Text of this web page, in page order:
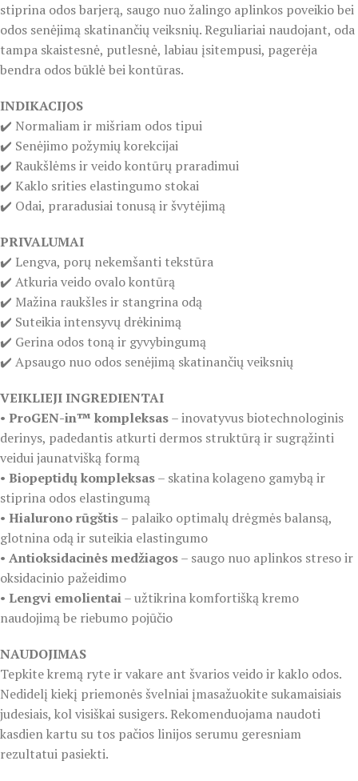
stiprina odos barjerą, saugo nuo žalingo aplinkos poveikio bei
odos senėjimą skatinančių veiksnių. Reguliariai naudojant, oda
tampa skaistesnė, putlesnė, labiau įsitempusi, pagerėja
bendra odos būklė bei kontūras.
INDIKACIJOS
✔️ Normaliam ir mišriam odos tipui
✔️ Senėjimo požymių korekcijai
✔️ Raukšlėms ir veido kontūrų praradimui
✔️ Kaklo srities elastingumo stokai
✔️ Odai, praradusiai tonusą ir švytėjimą
PRIVALUMAI
✔️ Lengva, porų nekemšanti tekstūra
✔️ Atkuria veido ovalo kontūrą
✔️ Mažina raukšles ir stangrina odą
✔️ Suteikia intensyvų drėkinimą
✔️ Gerina odos toną ir gyvybingumą
✔️ Apsaugo nuo odos senėjimą skatinančių veiksnių
VEIKLIEJI INGREDIENTAI
• ProGEN-in™ kompleksas– inovatyvus biotechnologinis
derinys, padedantis atkurti dermos struktūrą ir sugrąžinti
veidui jaunatvišką formą
• Biopeptidų kompleksas– skatina kolageno gamybą ir
stiprina odos elastingumą
• Hialurono rūgštis– palaiko optimalų drėgmės balansą,
glotnina odą ir suteikia elastingumo
• Antioksidacinės medžiagos– saugo nuo aplinkos streso ir
oksidacinio pažeidimo
• Lengvi emolientai– užtikrina komfortišką kremo
naudojimą be riebumo pojūčio
NAUDOJIMAS
Tepkite kremą ryte ir vakare ant švarios veido ir kaklo odos.
Nedidelį kiekį priemonės švelniai įmasažuokite sukamaisiais
judesiais, kol visiškai susigers. Rekomenduojama naudoti
kasdien kartu su tos pačios linijos serumu geresniam
rezultatui pasiekti.